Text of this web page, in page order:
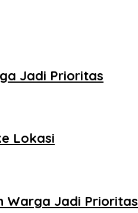
Jadi Prioritas
Lokasi
Warga Jadi Prioritas